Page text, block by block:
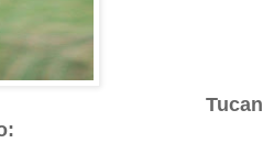
Tucan